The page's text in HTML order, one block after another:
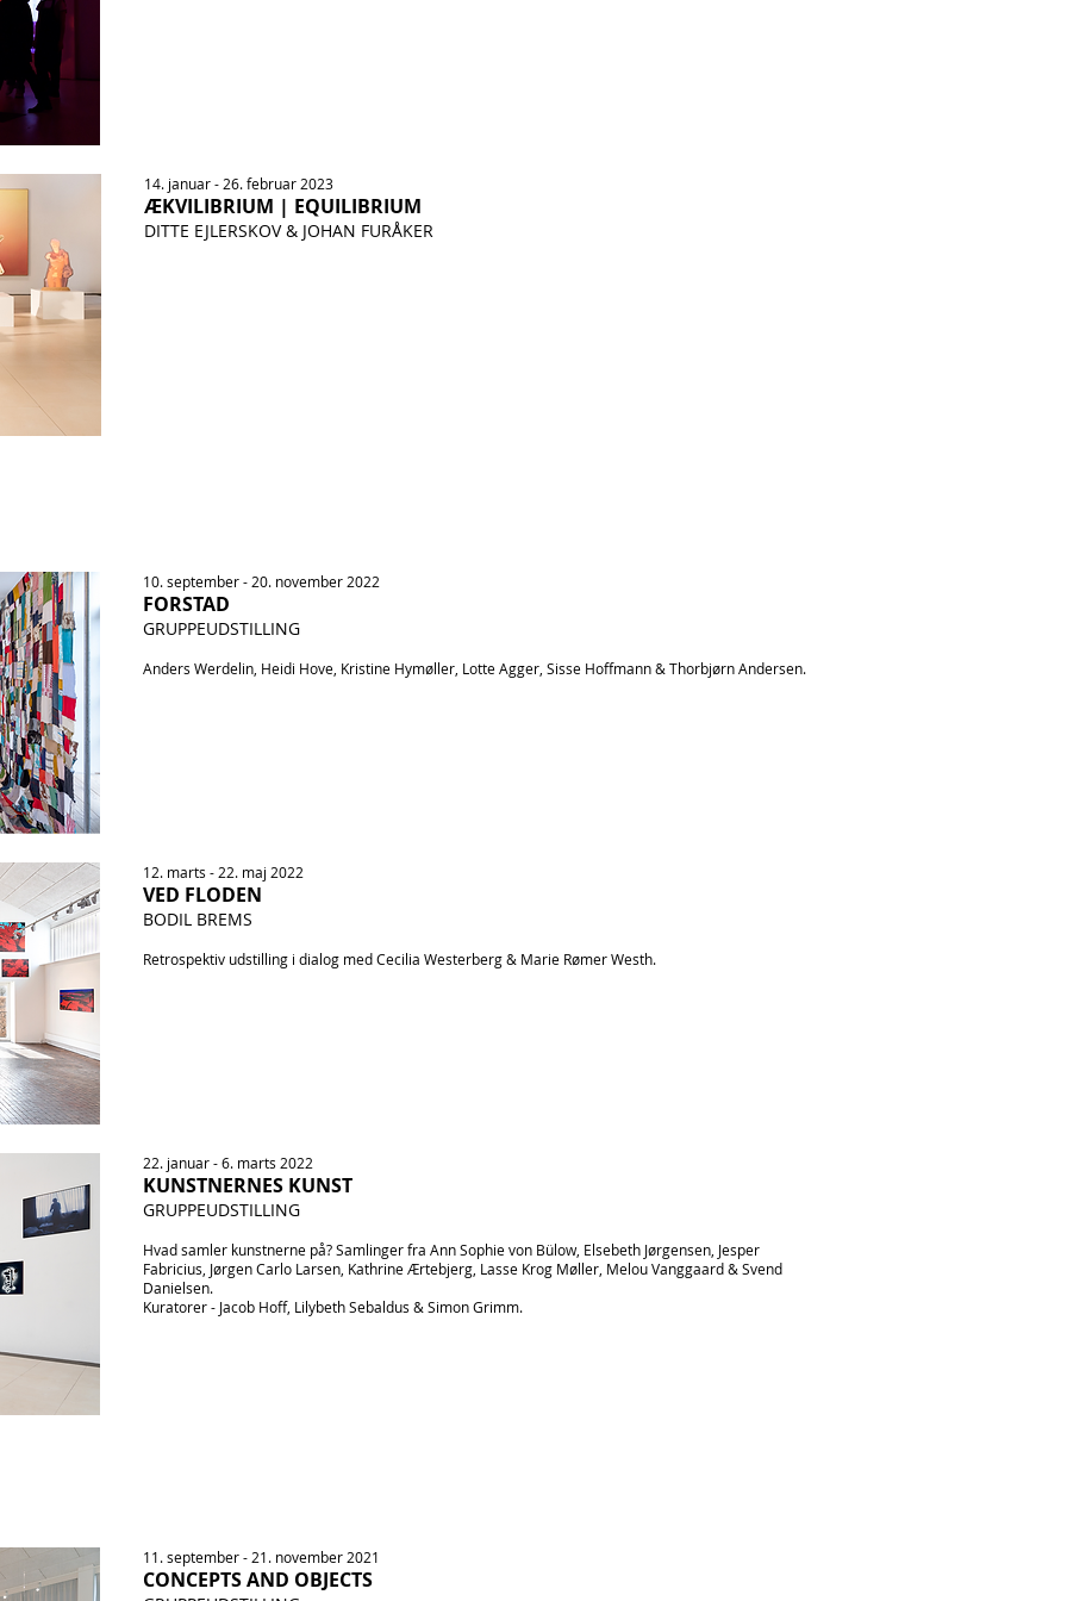
14. januar - 26. februar 2023
ÆKVILIBRIUM | EQUILIBRIUM
DITTE EJLERSKOV & JOHAN FURÅKER
10. september - 20. november 2022
FORSTAD
GRUPPEUDSTILLING
Anders Werdelin, Heidi Hove, Kristine Hymøller, Lotte Agger, Sisse Hoffmann & Thorbjørn Andersen.
12. marts - 22. maj 2022
VED FLODEN
BODIL BREMS
Retrospektiv udstilling i dialog med Cecilia Westerberg & Marie Rømer Westh.
22. januar - 6. marts 2022
KUNSTNERNES KUNST
GRUPPEUDSTILLING
Hvad samler kunstnerne på? Samlinger fra Ann Sophie von Bülow, Elsebeth Jørgensen, Jesper
Fabricius, Jørgen Carlo Larsen, Kathrine Ærtebjerg, Lasse Krog Møller, Melou Vanggaard & Svend
Danielsen.
Kuratorer - Jacob Hoff, Lilybeth Sebaldus & Simon Grimm.
11. september - 21. november 2021
CONCEPTS AND OBJECTS